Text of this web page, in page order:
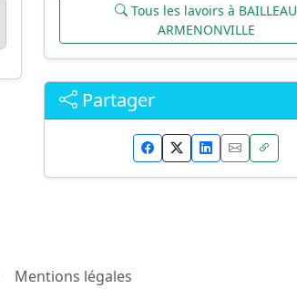
Tous les lavoirs à BAILLEAU
ARMENONVILLE
Partager
Mentions légales